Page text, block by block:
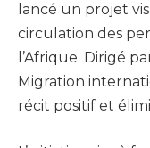
lancé un projet
circulation des
l’Afrique. Dirigé
Migration
récit positif et